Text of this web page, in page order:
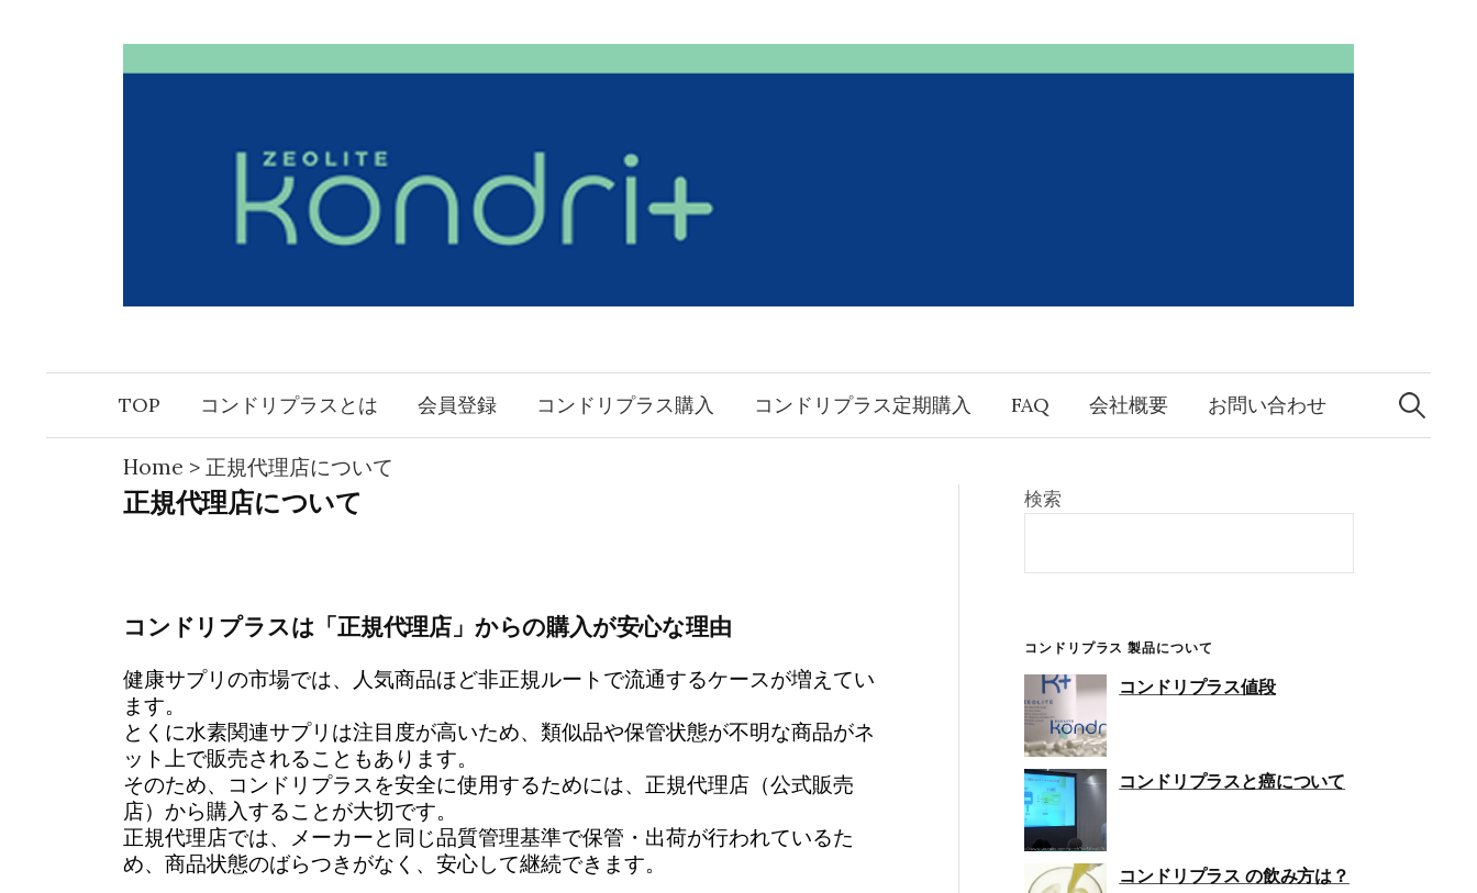
TOP コンドリプラスとは 会員登録 コンドリプラス購入 コンドリプラス定期購入 FAQ 会社概要 お問い合わせ
検
索:
Home > 正規代理店について
正規代理店について
コンドリプラスは「正規代理店」からの購入が安心な理由
健康サプリの市場では、人気商品ほど非正規ルートで流通するケースが増えてい
ます。
とくに水素関連サプリは注目度が高いため、類似品や保管状態が不明な商品がネ
ット上で販売されることもあります。
そのため、コンドリプラスを安全に使用するためには、正規代理店（公式販売
店）から購入することが大切です。
正規代理店では、メーカーと同じ品質管理基準で保管・出荷が行われているた
め、商品状態のばらつきがなく、安心して継続できます。
検索
コンドリプラス 製品について
コンドリプラス値段
コンドリプラスと癌について
コンドリプラス の飲み方は？